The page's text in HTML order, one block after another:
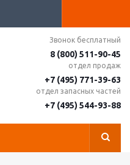
Звонок бесплатный
8 (800) 511-90-45
отдел продаж
+7 (495) 771-39-63
отдел запасных частей
+7 (495) 544-93-88